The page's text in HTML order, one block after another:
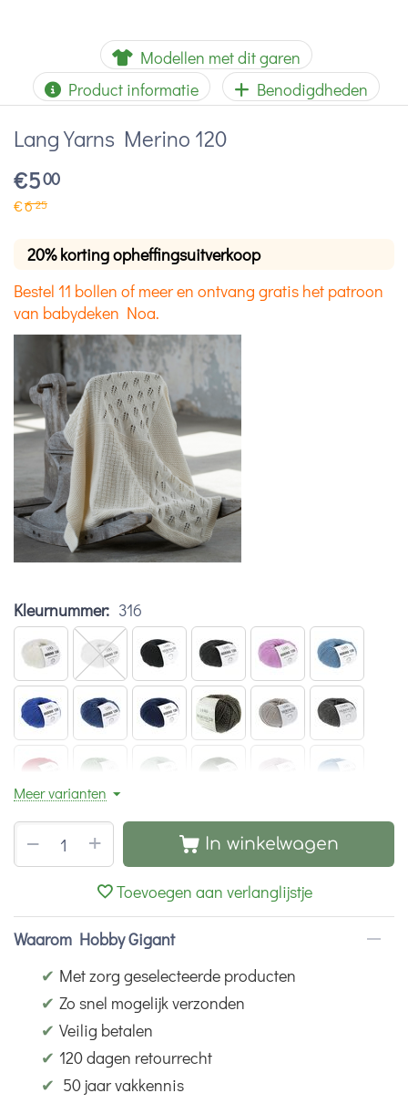
Modellen met dit garen
Product informatie
Benodigdheden
Lang Yarns Merino 120
€500
€625
20% korting opheffingsuitverkoop
Bestel 11 bollen of meer en ontvang gratis het patroon
van babydeken Noa.
Kleurnummer: 316
Meer varianten
+
− In winkelwagen
Toevoegen aan verlanglijstje
Waarom Hobby Gigant
✔ Met zorg geselecteerde producten
✔ Zo snel mogelijk verzonden
✔ Veilig betalen
✔ 120 dagen retourrecht
✔ 50 jaar vakkennis